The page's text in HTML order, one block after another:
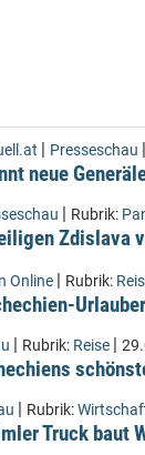
| Presseschau |
neue
| Rubrik:
Zdislava
Online | Rubrik:
| Rubrik: Reise |
| Rubrik:
Truck baut